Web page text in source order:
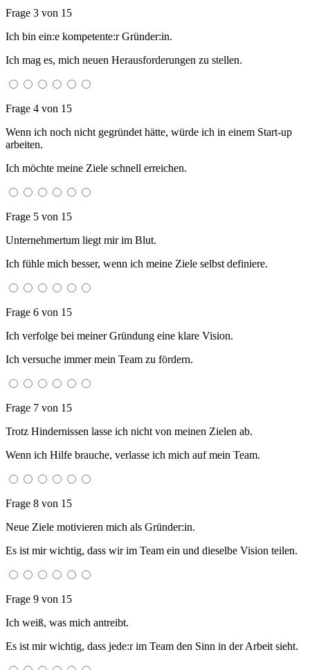
Frage 3 von 15
Ich bin ein:e kompetente:r Gründer:in.
Ich mag es, mich neuen Herausforderungen zu stellen.
Frage 4 von 15
Wenn ich noch nicht gegründet hätte, würde ich in einem Start-up
arbeiten.
Ich möchte meine Ziele schnell erreichen.
Frage 5 von 15
Unternehmertum liegt mir im Blut.
Ich fühle mich besser, wenn ich meine Ziele selbst definiere.
Frage 6 von 15
Ich verfolge bei meiner Gründung eine klare Vision.
Ich versuche immer mein Team zu fördern.
Frage 7 von 15
Trotz Hindernissen lasse ich nicht von meinen Zielen ab.
Wenn ich Hilfe brauche, verlasse ich mich auf mein Team.
Frage 8 von 15
Neue Ziele motivieren mich als Gründer:in.
Es ist mir wichtig, dass wir im Team ein und dieselbe Vision teilen.
Frage 9 von 15
Ich weiß, was mich antreibt.
Es ist mir wichtig, dass jede:r im Team den Sinn in der Arbeit sieht.